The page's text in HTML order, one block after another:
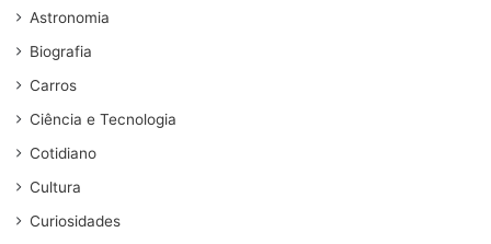
Astronomia
Biografia
Carros
Ciência e Tecnologia
Cotidiano
Cultura
Curiosidades